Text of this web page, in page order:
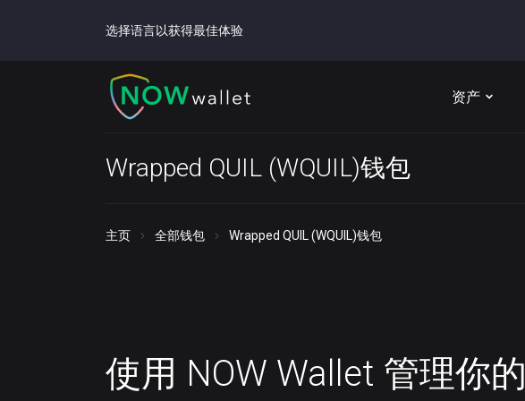
选择语言以获得最佳体验
资产
Wrapped QUIL (WQUIL)钱包
主页 全部钱包 Wrapped QUIL (WQUIL)钱包
使用 NOW Wallet 管理你的